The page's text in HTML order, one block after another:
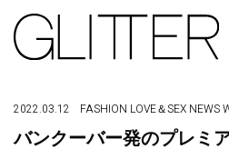
2022.03.12 FASHION LOVE＆SEX NEWS
バンクーバー発のプレミ